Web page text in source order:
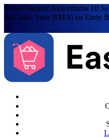
Retail Summit Asia returns 10
that lasts. Save RM30 on Early